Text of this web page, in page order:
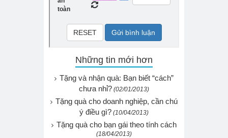
Những tin mới hơn
Tặng và nhận quà: Bạn biết “cách”
chưa nhỉ? (02/01/2013)
Tặng quà cho doanh nghiệp, cần chú
ý điều gì? (10/04/2013)
Tặng quà cho bạn gái theo tính cách
(18/04/2013)